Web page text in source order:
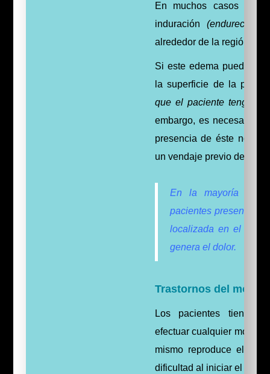
En muchos casos está
induración
alrededor de la región
Si este edema puede
la superficie de la piel,
que el paciente tenga
embargo, es necesario
presencia de éste no
un vendaje previo de la
En la mayoría de
pacientes presentan
localizada en el
genera el dolor.
Trastornos del
Los pacientes tienen
efectuar cualquier
mismo reproduce el
dificultad al iniciar el